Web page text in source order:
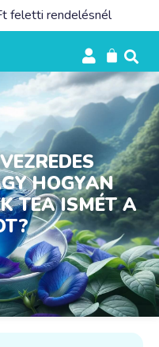
feletti rendelésnél
HOGYAN
TEA ISMÉT A